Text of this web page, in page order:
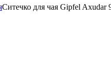
Ситечко для чая Gipfel Axudar